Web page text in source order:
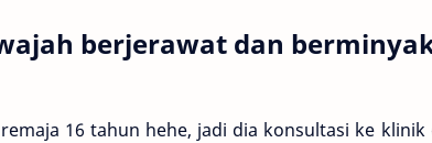
berjerawat dan
16 tahun hehe, jadi dia konsultasi ke